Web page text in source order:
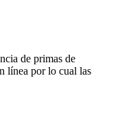
de primas de
línea por lo cual las